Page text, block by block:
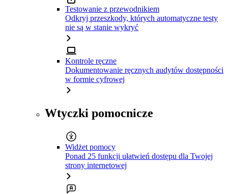
Testowanie z przewodnikiem
Odkryj przeszkody, których automatyczne testy
nie są w stanie wykryć
Kontrole ręczne
Dokumentowanie ręcznych audytów dostępności
w formie cyfrowej
Wtyczki pomocnicze
Widżet pomocy
Ponad 25 funkcji ułatwień dostępu dla Twojej
strony internetowej